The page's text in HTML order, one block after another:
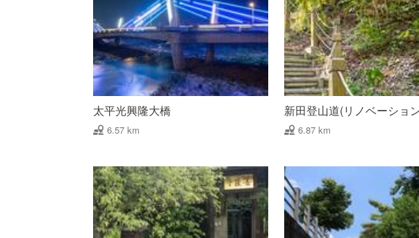
太平光興隆大橋
6.57 km
新田登山道(リノベーショ
6.87 km